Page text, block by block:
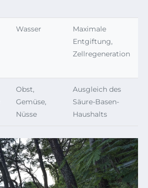
Wasser
Maximale
Entgiftung,
Zellregeneration
Obst,
Gemüse,
Nüsse
Ausgleich des
Säure-Basen-
Haushalts